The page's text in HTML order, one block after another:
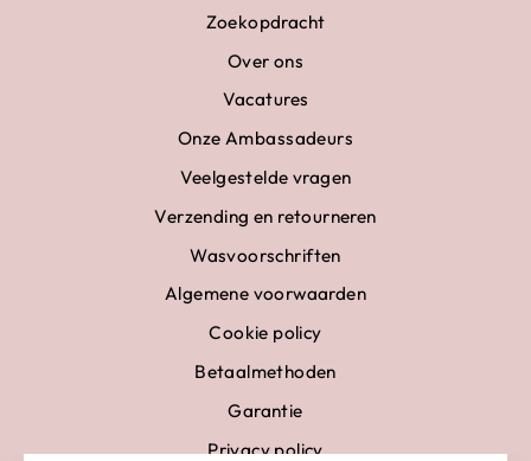
Zoekopdracht
Over ons
Vacatures
Onze Ambassadeurs
Veelgestelde vragen
Verzending en retourneren
Wasvoorschriften
Algemene voorwaarden
Cookie policy
Betaalmethoden
Garantie
Privacy policy